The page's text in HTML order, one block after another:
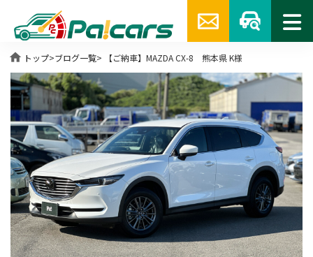
home トップ>ブログ一覧> 【ご納車】MAZDA CX-8 熊本県 K様